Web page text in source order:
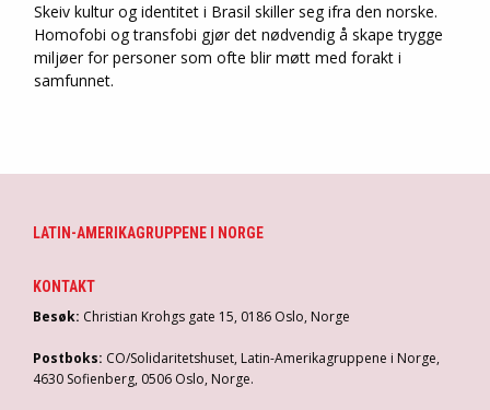
Skeiv kultur og identitet i Brasil skiller seg ifra den norske.
Homofobi og transfobi gjør det nødvendig å skape trygge
miljøer for personer som ofte blir møtt med forakt i
samfunnet.
LATIN-AMERIKAGRUPPENE I NORGE
KONTAKT
Besøk: Christian Krohgs gate 15, 0186 Oslo, Norge
Postboks: CO/Solidaritetshuset, Latin-Amerikagruppene i Norge,
4630 Sofienberg, 0506 Oslo, Norge.